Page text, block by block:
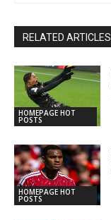
RELATED ARTICLES
HOMEPAGE HOT
POSTS
HOMEPAGE HOT
POSTS